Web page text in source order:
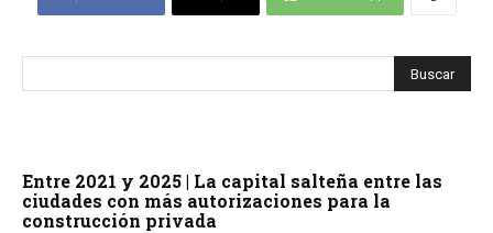
Entre 2021 y 2025 | La capital salteña entre las
ciudades con más autorizaciones para la
construcción privada